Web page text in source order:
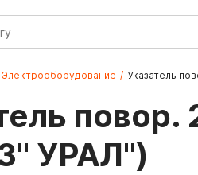
Электрооборудование / Указатель
УРАЛ")